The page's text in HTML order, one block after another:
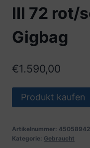
III 72 rot/
Gigbag
€1.590,00
Produkt kaufen
Artikelnummer:
Kategorie: Gebraucht